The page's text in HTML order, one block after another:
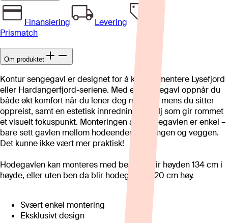
Finansiering
Levering
Prismatch
Om produktet
Kontur sengegavl er designet for å komplementere Lysefjord
eller Hardangerfjord-seriene. Med en sengegavl oppnår du
både økt komfort når du lener deg mot den mens du sitter
oppreist, samt en estetisk innredningsdetalj som gir rommet
et visuelt fokuspunkt. Monteringen av sengegavlen er enkel –
bare sett gavlen mellom hodeenden på sengen og veggen.
Det kunne ikke vært mer praktisk!
Hodegavlen kan monteres med ben, da blir høyden 134 cm i
høyde, eller uten ben da blir hodegavlen 120 cm høy.
Svært enkel montering
Eksklusivt design